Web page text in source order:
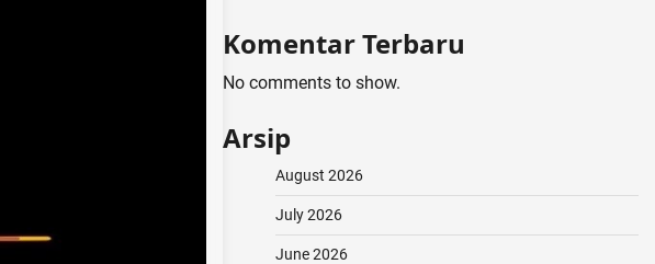
Komentar Terbaru
No comments to show.
Arsip
August 2026
July 2026
June 2026